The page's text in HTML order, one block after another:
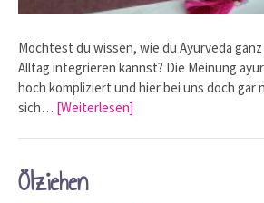
Möchtest du wissen, wie du Ayurveda
Alltag integrieren kannst? Die Meinung
hoch kompliziert und hier bei uns doch gar
sich… [Weiterlesen]
Ölziehen